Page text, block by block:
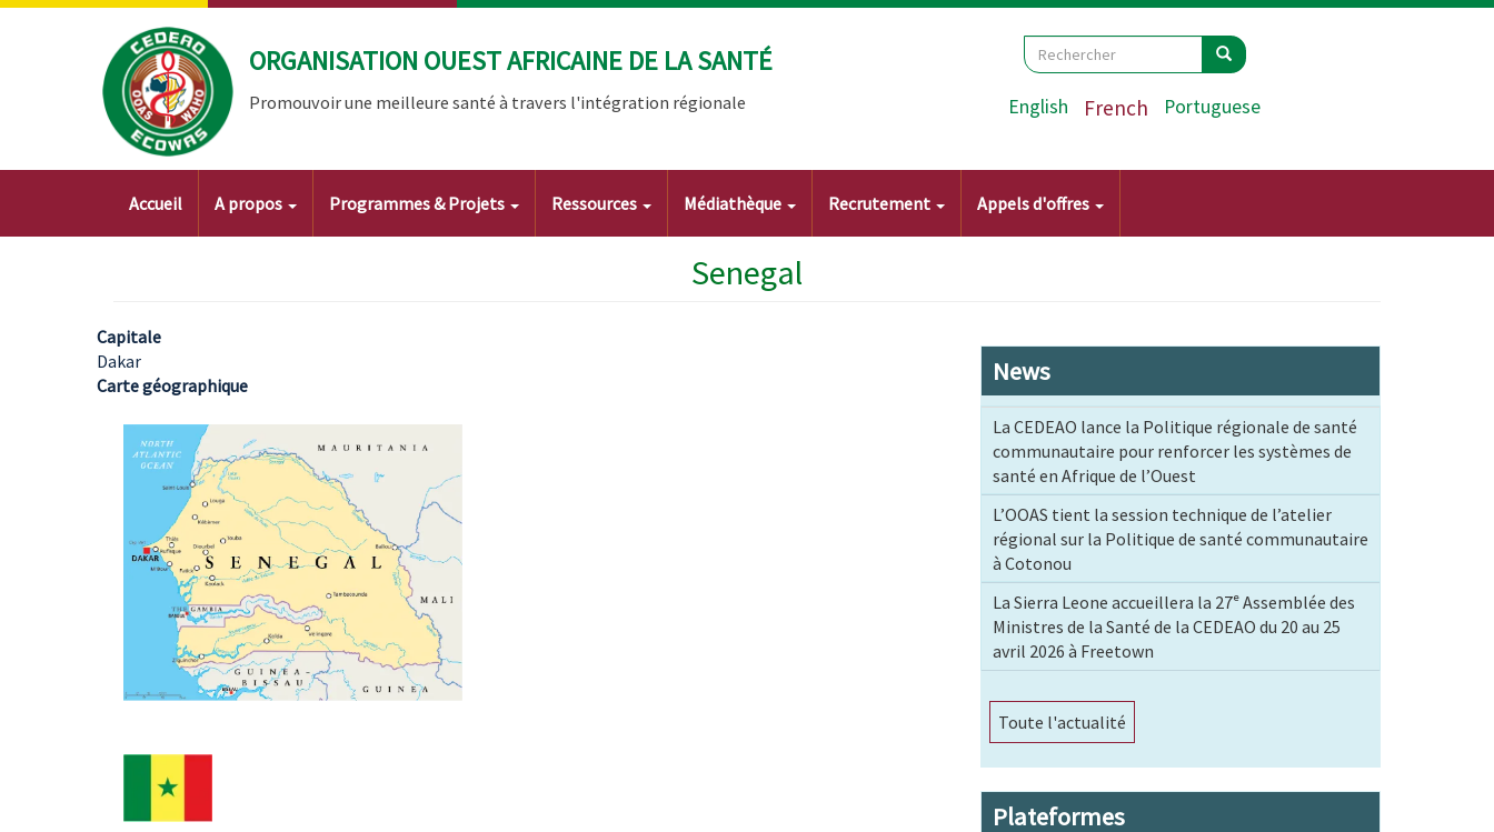
Aller
ORGANISATION OUEST AFRICAINE DE LA SANTÉ
Promouvoir une meilleure santé à travers l'intégration régionale
Search
Rechercher Rechercher
English French Portuguese
Main
navigation
Accueil A propos Programmes & Projets Ressources Médiathèque Recrutement Appels d'offres
Senegal
Capitale
Dakar
Carte géographique
Image
News
La CEDEAO lance la Politique régionale de santé
communautaire pour renforcer les systèmes de
santé en Afrique de l’Ouest
L’OOAS tient la session technique de l’atelier
régional sur la Politique de santé communautaire
à Cotonou
La Sierra Leone accueillera la 27ᵉ Assemblée des
Ministres de la Santé de la CEDEAO du 20 au 25
avril 2026 à Freetown
Toute l'actualité
Plateformes